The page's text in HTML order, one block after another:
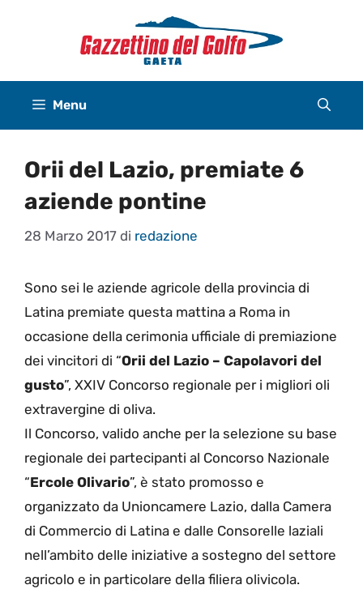
Menu
Orii del Lazio, premiate 6
aziende pontine
28 Marzo 2017 di redazione
Sono sei le aziende agricole della provincia di
Latina premiate questa mattina a Roma in
occasione della cerimonia ufficiale di premiazione
dei vincitori di “Orii del Lazio – Capolavori del
gusto”, XXIV Concorso regionale per i migliori oli
extravergine di oliva.
Il Concorso, valido anche per la selezione su base
regionale dei partecipanti al Concorso Nazionale
“Ercole Olivario”, è stato promosso e
organizzato da Unioncamere Lazio, dalla Camera
di Commercio di Latina e dalle Consorelle laziali
nell’ambito delle iniziative a sostegno del settore
agricolo e in particolare della filiera olivicola.